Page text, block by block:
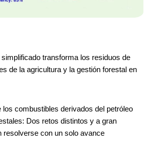
transforma los residuos de
de la agricultura y la gestión forestal en
los combustibles derivados del petróleo
Dos retos distintos y a gran
resolverse con un solo avance